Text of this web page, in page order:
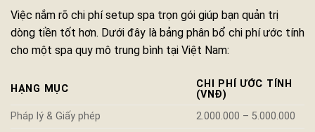
Việc nắm rõ chi phí setup spa trọn gói giúp bạn quản trị
dòng tiền tốt hơn. Dưới đây là bảng phân bổ chi phí ước tính
cho một spa quy mô trung bình tại Việt Nam:
HẠNG MỤC
CHI PHÍ ƯỚC TÍNH
(VNĐ)
Pháp lý & Giấy phép
2.000.000 – 5.000.000